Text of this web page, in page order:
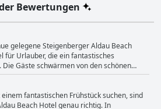
bestellt werden. Die
des Hotels, das azurblaue Wasser
Bergketten im Hintergrund bieten
und Erholen. Das Hotel bietet
Schwimmen im azurblauen Roten Meer,
Fitnesscenter. Die Gäste können auch eine
wie Schnorcheln, Windsurfen und Tauchen
Hotels bietet eine Reihe von Behandlungen
lassen und entspannen möchten. Mit
und seinen luxuriösen Annehmlichkeiten
Bewertungen
gelegene Steigenberger Aldau Beach
für Urlauber, die ein fantastisches
Gäste schwärmen von den schönen
Strand- und Meerblick. Dieses Juwel
Gästen alle Annehmlichkeiten, die sie
benötigen, einschließlich Pool- und
des Hotels wird hoch gelobt, einige Gäste
fantastischen Frühstück suchen, sind
Beach Hotel genau richtig. In